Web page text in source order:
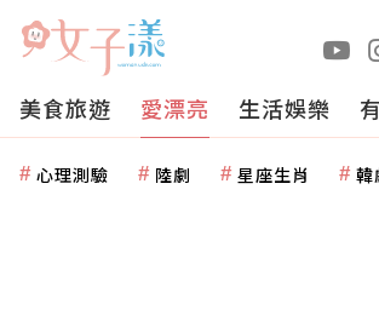
美食旅遊 愛漂亮 生活娛樂
心理測驗 陸劇 星座生肖 韓